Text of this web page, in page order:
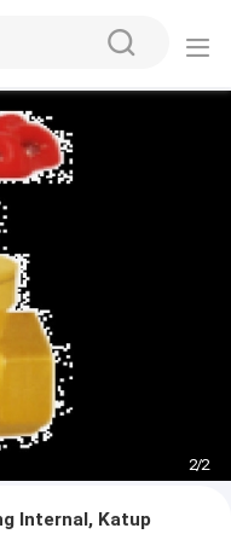
2/2
Internal, Katup